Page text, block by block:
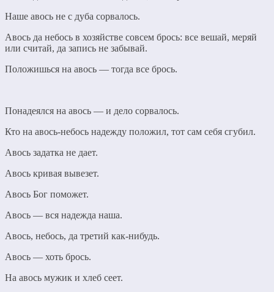
Наше авось не с дуба сорвалось.
Авось да небось в хозяйстве совсем брось: все вешай, меряй
или считай, да запись не забывай.
Положишься на авось — тогда все брось.
Понадеялся на авось — и дело сорвалось.
Кто на авось-небось надежду положил, тот сам себя сгубил.
Авось задатка не дает.
Авось кривая вывезет.
Авось Бог поможет.
Авось — вся надежда наша.
Авось, небось, да третий как-нибудь.
Авось — хоть брось.
На авось мужик и хлеб сеет.